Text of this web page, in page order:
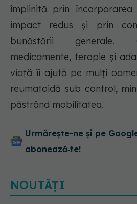
împlinită prin
impact redus și prin
bunăstării generale.
medicamente, terapie și
viață îi ajută pe mulți
reumatoidă sub control,
păstrând mobilitatea.
Urmărește-ne și pe
abonează‑te!
NOUTĂȚI